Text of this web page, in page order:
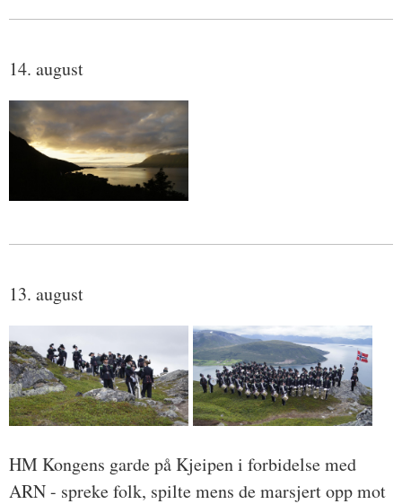
14. august
13. august
HM Kongens garde på Kjeipen i forbidelse med
ARN - spreke folk, spilte mens de marsjert opp mot